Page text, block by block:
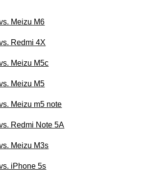
Meizu M6
Redmi 4X
Meizu M5c
Meizu M5
Meizu m5 note
Redmi Note 5A
Meizu M3s
iPhone 5s